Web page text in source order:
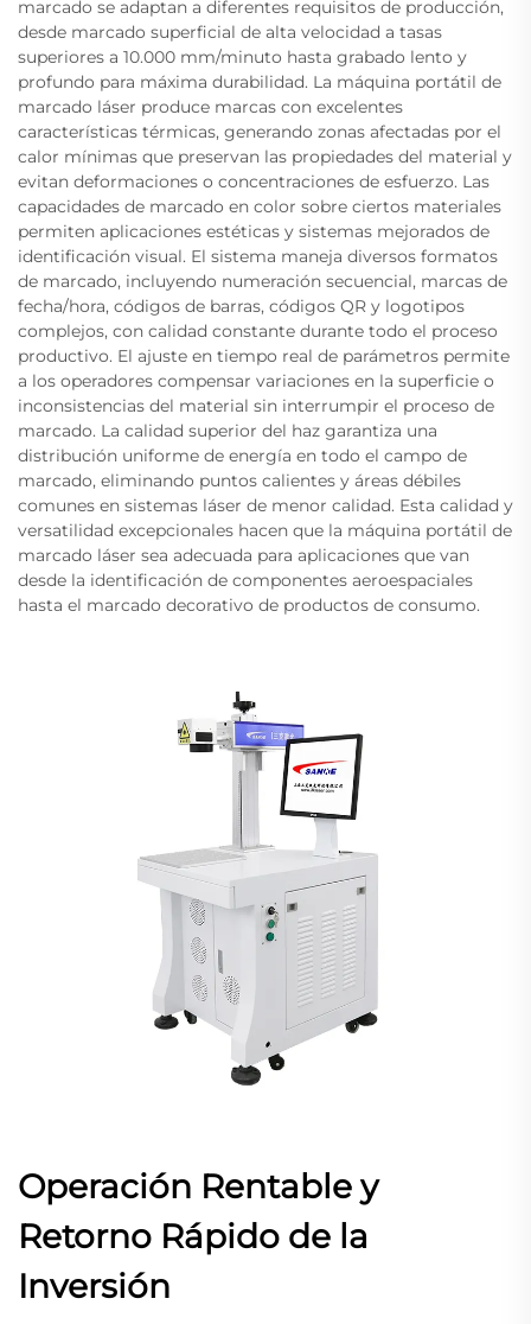
marcado se adaptan a diferentes requisitos de producción,
desde marcado superficial de alta velocidad a tasas
superiores a 10.000 mm/minuto hasta grabado lento y
profundo para máxima durabilidad. La máquina portátil de
marcado láser produce marcas con excelentes
características térmicas, generando zonas afectadas por el
calor mínimas que preservan las propiedades del material y
evitan deformaciones o concentraciones de esfuerzo. Las
capacidades de marcado en color sobre ciertos materiales
permiten aplicaciones estéticas y sistemas mejorados de
identificación visual. El sistema maneja diversos formatos
de marcado, incluyendo numeración secuencial, marcas de
fecha/hora, códigos de barras, códigos QR y logotipos
complejos, con calidad constante durante todo el proceso
productivo. El ajuste en tiempo real de parámetros permite
a los operadores compensar variaciones en la superficie o
inconsistencias del material sin interrumpir el proceso de
marcado. La calidad superior del haz garantiza una
distribución uniforme de energía en todo el campo de
marcado, eliminando puntos calientes y áreas débiles
comunes en sistemas láser de menor calidad. Esta calidad y
versatilidad excepcionales hacen que la máquina portátil de
marcado láser sea adecuada para aplicaciones que van
desde la identificación de componentes aeroespaciales
hasta el marcado decorativo de productos de consumo.
Operación Rentable y
Retorno Rápido de la
Inversión